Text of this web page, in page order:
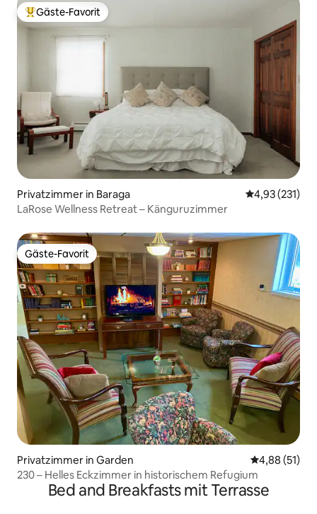
Beliebter Gäste-Favorit.
Gäste-Favorit
Privatzimmer in Baraga
4,93 (231)
LaRose Wellness Retreat – Känguruzimmer
Gäste-Favorit
Gäste-Favorit
Privatzimmer in Garden
4,88 (51)
230 – Helles Eckzimmer in historischem Refugium
Bed and Breakfasts mit Terrasse